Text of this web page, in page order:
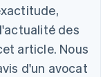
des
article. Nous
d'un avocat